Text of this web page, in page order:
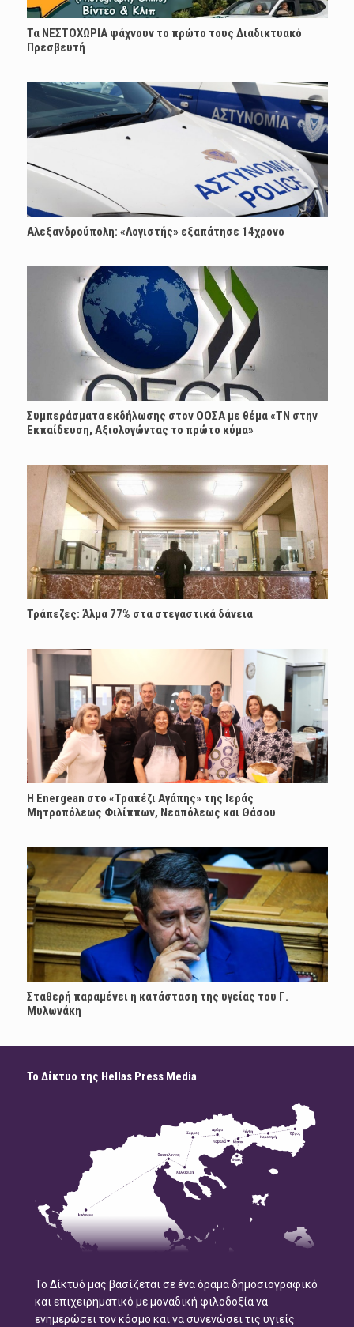
Τα ΝΕΣΤΟΧΩΡΙΑ ψάχνουν το πρώτο τους Διαδικτυακό
Πρεσβευτή
Αλεξανδρούπολη: «Λογιστής» εξαπάτησε 14χρονο
Συμπεράσματα εκδήλωσης στον ΟΟΣΑ με θέμα «ΤΝ στην
Εκπαίδευση, Αξιολογώντας το πρώτο κύμα»
Τράπεζες: Άλμα 77% στα στεγαστικά δάνεια
H Energean στο «Τραπέζι Αγάπης» της Ιεράς
Μητροπόλεως Φιλίππων, Νεαπόλεως και Θάσου
Σταθερή παραμένει η κατάσταση της υγείας του Γ.
Μυλωνάκη
Το Δίκτυο της Hellas Press Media
Το Δίκτυό μας βασίζεται σε ένα όραμα δημοσιογραφικό
και επιχειρηματικό με μοναδική φιλοδοξία να
ενημερώσει τον κόσμο και να συνενώσει τις υγιείς